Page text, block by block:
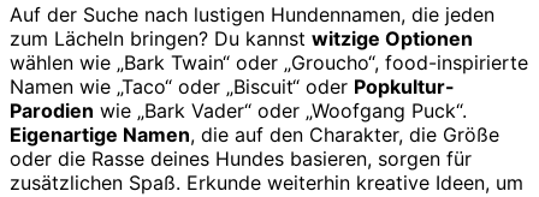
Auf der Suche nach lustigen Hundennamen, die jeden
zum Lächeln bringen? Du kannst witzige Optionen
wählen wie „Bark Twain“ oder „Groucho“, food-inspirierte
Namen wie „Taco“ oder „Biscuit“ oder Popkultur-
Parodien wie „Bark Vader“ oder „Woofgang Puck“.
Eigenartige Namen, die auf den Charakter, die Größe
oder die Rasse deines Hundes basieren, sorgen für
zusätzlichen Spaß. Erkunde weiterhin kreative Ideen, um